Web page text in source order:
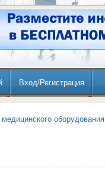
Вход/Регистрация
оборудования